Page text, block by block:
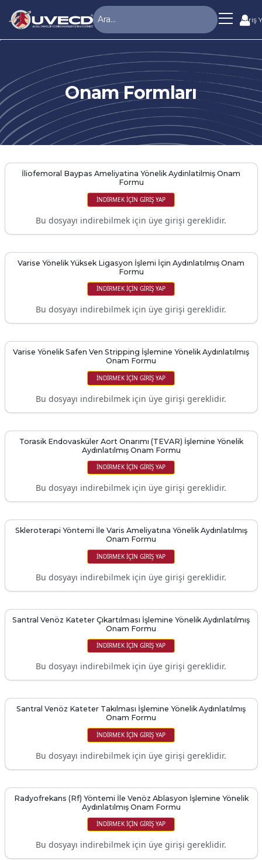
Giriş
Onam Formları
İliofemoral Baypas Ameliyatina Yönelik Aydinlatilmiş Onam
Formu
İNDIRMEK IÇIN GIRIŞ YAP
Bu dosyayı indirebilmek için üye girişi gereklidir.
Varise Yönelik Yüksek Ligasyon İşlemi İçin Aydınlatılmış Onam
Formu
İNDIRMEK IÇIN GIRIŞ YAP
Bu dosyayı indirebilmek için üye girişi gereklidir.
Varise Yönelik Safen Ven Stripping İşlemine Yönelik Aydınlatılmış
Onam Formu
İNDIRMEK IÇIN GIRIŞ YAP
Bu dosyayı indirebilmek için üye girişi gereklidir.
Torasik Endovasküler Aort Onarımı (TEVAR) İşlemine Yönelik
Aydınlatılmış Onam Formu
İNDIRMEK IÇIN GIRIŞ YAP
Bu dosyayı indirebilmek için üye girişi gereklidir.
Skleroterapi Yöntemi İle Varis Ameliyatına Yönelik Aydınlatılmış
Onam Formu
İNDIRMEK IÇIN GIRIŞ YAP
Bu dosyayı indirebilmek için üye girişi gereklidir.
Santral Venöz Kateter Çıkartılması İşlemine Yönelik Aydınlatılmış
Onam Formu
İNDIRMEK IÇIN GIRIŞ YAP
Bu dosyayı indirebilmek için üye girişi gereklidir.
Santral Venöz Kateter Takılması İşlemine Yönelik Aydınlatılmış
Onam Formu
İNDIRMEK IÇIN GIRIŞ YAP
Bu dosyayı indirebilmek için üye girişi gereklidir.
Radyofrekans (Rf) Yöntemi İle Venöz Ablasyon İşlemine Yönelik
Aydınlatılmış Onam Formu
İNDIRMEK IÇIN GIRIŞ YAP
Bu dosyayı indirebilmek için üye girişi gereklidir.